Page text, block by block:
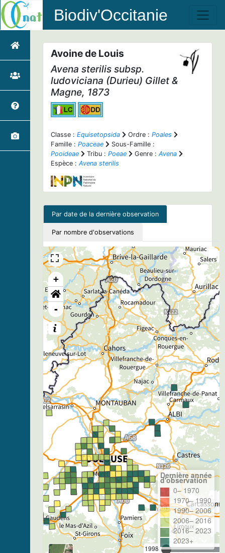
Biodiv'Occitanie
Avoine de Louis
Avena sterilis subsp.
ludoviciana (Durieu) Gillet &
Magne, 1873
Classe : Equisetopsida Ordre : Poales
Famille : Poaceae
Sous-Famille :
Pooideae
Tribu : Poeae Genre : Avena
Espèce : Avena sterilis
Par date de la dernière observation
Par nombre d'observations
+
-
1998
Dernière année
d'observation
0– 1970
1970– 1990
1990– 2006
2006– 2016
2016– 2023
2023+